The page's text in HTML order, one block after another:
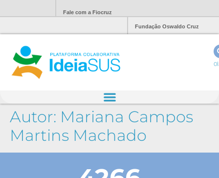
Fale com a Fiocruz
Fundação Oswaldo Cruz
Autor: Mariana Campos
Martins Machado